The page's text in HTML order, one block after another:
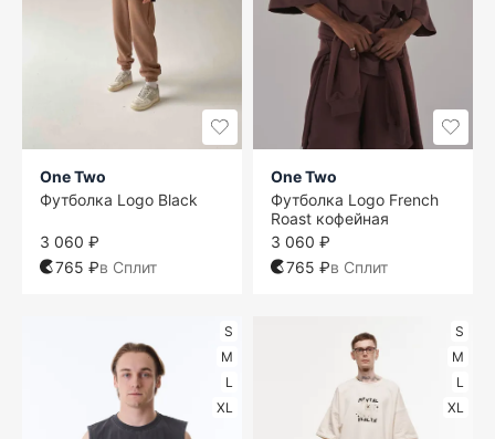
One Two
Футболка Logo Black
3 060 ₽
765 ₽в Сплит
One Two
Футболка Logo French
Roast кофейная
3 060 ₽
765 ₽в Сплит
S
M
L
XL
S
M
L
XL